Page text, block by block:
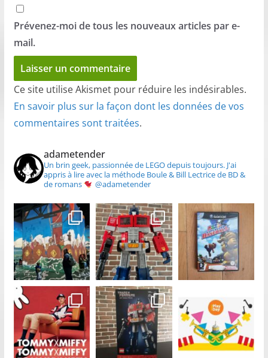
Prévenez-moi de tous les nouveaux articles par e-
mail.
Ce site utilise Akismet pour réduire les indésirables.
En savoir plus sur la façon dont les données de vos
commentaires sont traitées.
adametender
Un brin geek, passionnée de LEGO depuis toujours.J'ai
appris à lire avec la méthode Boule & Bill Lectrice de BD &
de romans
@adametender